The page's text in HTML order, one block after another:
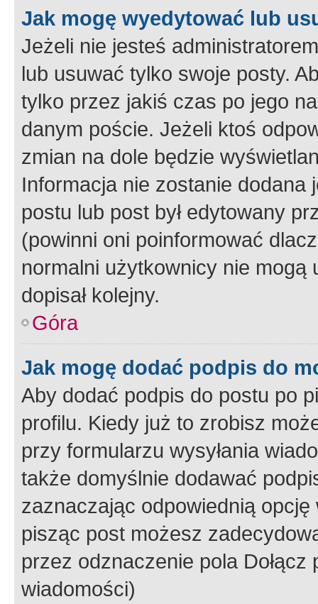
Jak mogę wyedytować lub
Jeżeli nie jesteś
lub usuwać tylko swoje posty.
tylko przez jakiś czas po jego
danym poście. Jeżeli ktoś
zmian na dole będzie
Informacja nie zostanie dodana
postu lub post był edytowany
(powinni oni poinformować
normalni użytkownicy nie
dopisał kolejny.
Góra
Jak mogę dodać podpis do
Aby dodać podpis do postu po
profilu. Kiedy już to zrobisz
przy formularzu wysyłania
także domyślnie dodawać
zaznaczając odpowiednią
pisząc post możesz
przez odznaczenie pola
wiadomości)